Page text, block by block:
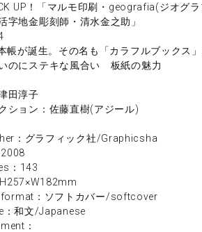
UP！「マルモ印刷・geografia(ジオグラ
字地金彫刻師・清水金之助」
帳が誕生。その名も「カラフルブックス」
のにステキな風合い 板紙の魅力
田淳子
ション：佐藤直樹(アジール)
：グラフィック社/Graphicsha
：143
format：ソフトカバー/softcover
：和文/Japanese
：